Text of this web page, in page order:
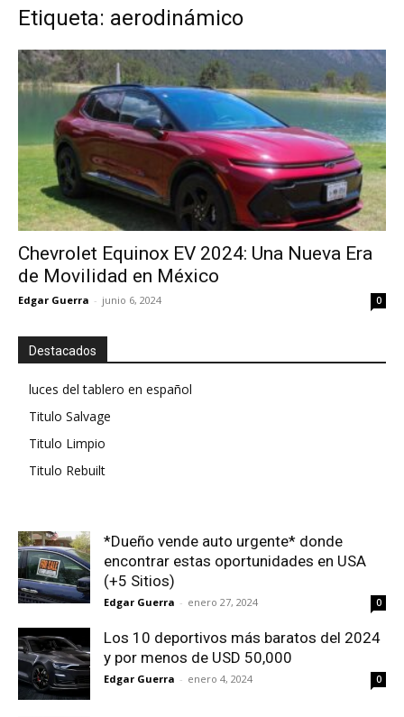
Etiqueta: aerodinámico
Chevrolet Equinox EV 2024: Una Nueva Era
de Movilidad en México
Edgar Guerra - junio 6, 2024 0
Destacados
luces del tablero en español
Titulo Salvage
Titulo Limpio
Titulo Rebuilt
*Dueño vende auto urgente* donde
encontrar estas oportunidades en USA
(+5 Sitios)
Edgar Guerra - enero 27, 2024 0
Los 10 deportivos más baratos del 2024
y por menos de USD 50,000
Edgar Guerra - enero 4, 2024 0